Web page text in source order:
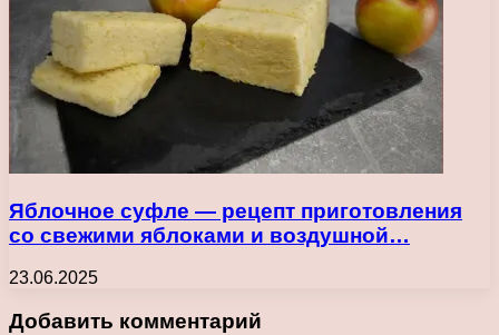
Яблочное суфле — рецепт приготовления
со свежими яблоками и воздушной…
23.06.2025
Добавить комментарий